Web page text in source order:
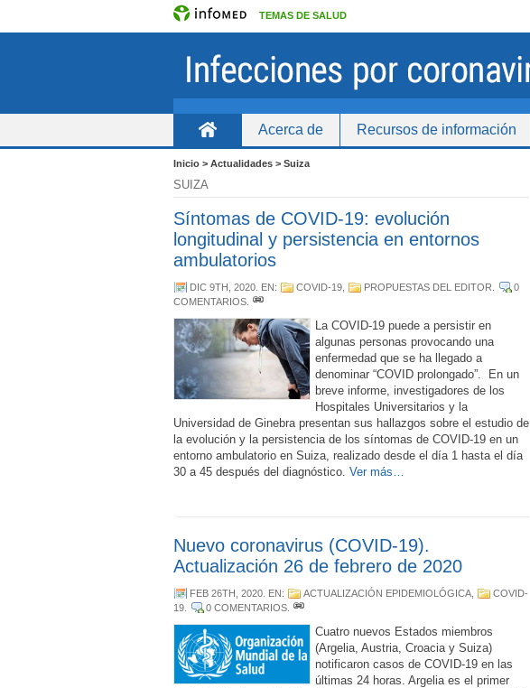
TEMAS DE SALUD
Acerca de Recursos de información
Inicio > Actualidades > Suiza
SUIZA
Síntomas de COVID-19: evolución
longitudinal y persistencia en entornos
ambulatorios
DIC 9TH, 2020 . EN: COVID-19 PROPUESTAS DEL EDITOR
0
COMENTARIOS
La COVID-19 puede a persistir en
algunas personas provocando una
enfermedad que se ha llegado a
denominar “COVID prolongado”. En un
breve informe, investigadores de los
Hospitales Universitarios y la
Universidad de Ginebra presentan sus hallazgos sobre el estudio de
la evolución y la persistencia de los síntomas de COVID-19 en un
entorno ambulatorio en Suiza, realizado desde el día 1 hasta el día
30 a 45 después del diagnóstico. Ver más…
Nuevo coronavirus (COVID-19).
Actualización 26 de febrero de 2020
FEB 26TH, 2020 . EN: ACTUALIZACIÓN EPIDEMIOLÓGICA
COVID-
19
0 COMENTARIOS
Cuatro nuevos Estados miembros
(Argelia, Austria, Croacia y Suiza)
notificaron casos de COVID-19 en las
últimas 24 horas. Argelia es el primer